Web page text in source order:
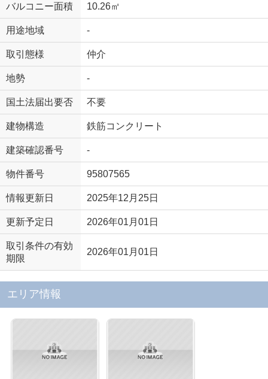
バルコニー面積 10.26㎡
用途地域 -
取引態様 仲介
地勢 -
国土法届出要否 不要
建物構造 鉄筋コンクリート
建築確認番号 -
物件番号 95807565
情報更新日 2025年12月25日
更新予定日 2026年01月01日
取引条件の有効
期限
2026年01月01日
エリア情報